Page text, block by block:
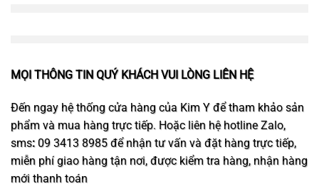
MỌI THÔNG TIN QUÝ KHÁCH VUI LÒNG LIÊN HỆ
Đến ngay hệ thống cửa hàng của Kim Y để tham khảo sản
phẩm và mua hàng trực tiếp. Hoặc liên hệ hotline Zalo,
sms:09 3413 8985 để nhận tư vấn và đặt hàng trực tiếp,
miễn phí giao hàng tận nơi, được kiểm tra hàng, nhận hàng
mới thanh toán